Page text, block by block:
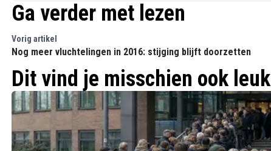
Ga verder met lezen
Vorig artikel
Nog meer vluchtelingen in 2016: stijging blijft doorzetten
Dit vind je misschien ook leuk